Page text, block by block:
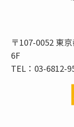
〒107-0052 東
6F
TEL：03-6812-